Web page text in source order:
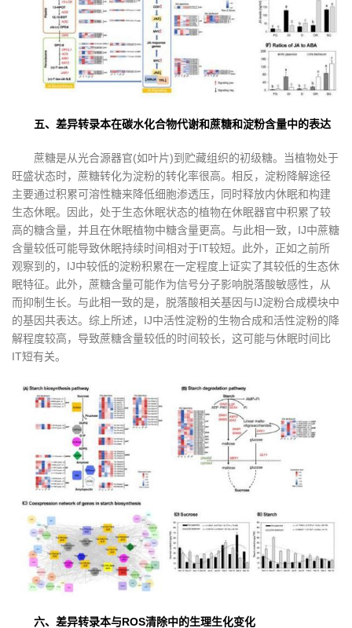
五、差异转录本在碳水化合物代谢和蔗糖和淀粉含量中的表达
蔗糖是从光合源器官(如叶片)到贮藏组织的初级糖。当植物处于
旺盛状态时，蔗糖转化为淀粉的转化率很高。相反，淀粉降解途径
主要通过积累可溶性糖来降低细胞渗透压，同时释放内休眠和构建
生态休眠。因此，处于生态休眠状态的植物在休眠器官中积累了较
高的糖含量，并且在休眠植物中糖含量更高。与此相一致，IJ中蔗糖
含量较低可能导致休眠持续时间相对于IT较短。此外，正如之前所
观察到的，IJ中较低的淀粉积累在一定程度上证实了其较低的生态休
眠特征。此外，蔗糖含量可能作为信号分子影响脱落酸敏感性，从
而抑制生长。与此相一致的是，脱落酸相关基因与IJ淀粉合成模块中
的基因共表达。综上所述，IJ中活性淀粉的生物合成和活性淀粉的降
解程度较高，导致蔗糖含量较低的时间较长，这可能与休眠时间比
IT短有关。
六、差异转录本与ROS清除中的生理生化变化